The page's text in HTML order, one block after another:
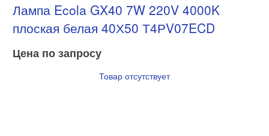
Лампа Ecola GX40 7W 220V 4000K
плоская белая 40Х50 Т4РV07ECD
Цена по запросу
Товар отсутствует